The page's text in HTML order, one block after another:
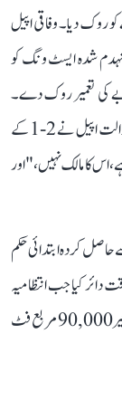
روک دیا۔ وفاقی اپیل
شدہ ایسٹ ونگ کو
کی تعمیر روک دے۔
واشنگٹن میں ڈسٹرکٹ آف کولمبیا سرکٹ کے لیے امریکی عدالت اپیل نے 2-1 کے
اس کا مالک نہیں،" اور
کردہ ابتدائی حکم
دائر کیا جب انتظامیہ
نے ایسٹ ونگ کو منہدم کر دیا اور کانگریس کی منظوری کے بغیر 90,000 مربع فٹ